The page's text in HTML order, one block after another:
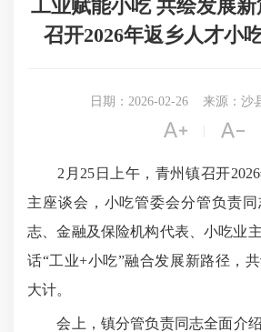
工业赋能小吃 共绘发展
召开2026年返乡人才小
日期：2026-02-26 来源：沙
 
2月25日上午，青州镇召开2026
主座谈会，小吃管委会分管负责
志 、金融及保险机构代表、小吃业
话“工业+小吃”融合发展新路径，
大计。
会上，镇分管负责同志全面介